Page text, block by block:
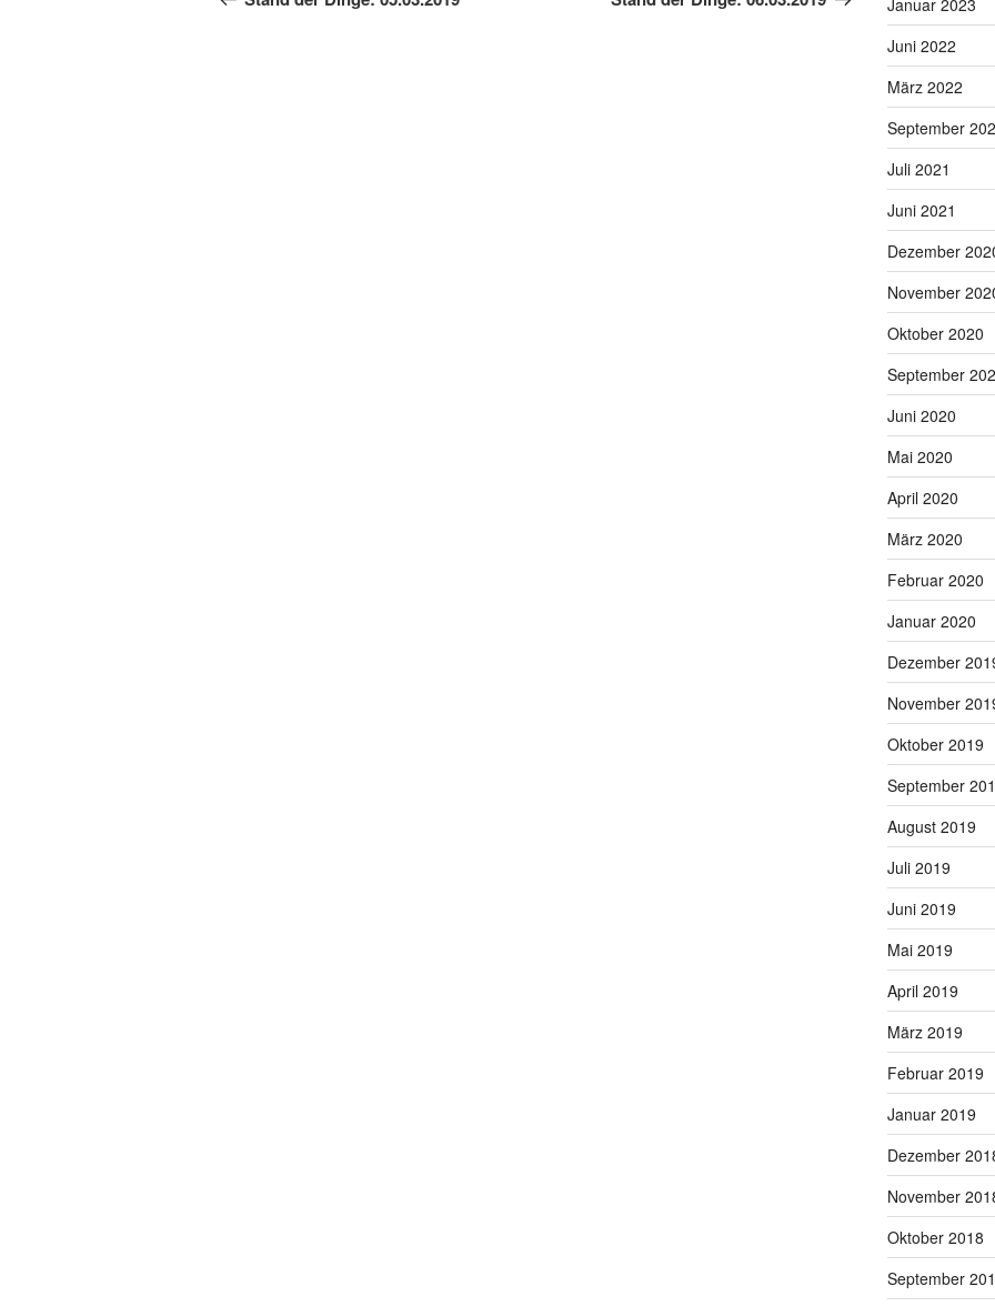
Januar 2023
Juni 2022
März 2022
September
Juli 2021
Juni 2021
Dezember
November
Oktober 2020
September
Juni 2020
Mai 2020
April 2020
März 2020
Februar 2020
Januar 2020
Dezember
November
Oktober 2019
September
August 2019
Juli 2019
Juni 2019
Mai 2019
April 2019
März 2019
Februar 2019
Januar 2019
Dezember
November
Oktober 2018
September